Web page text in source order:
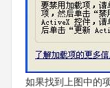
如果找到上图中的